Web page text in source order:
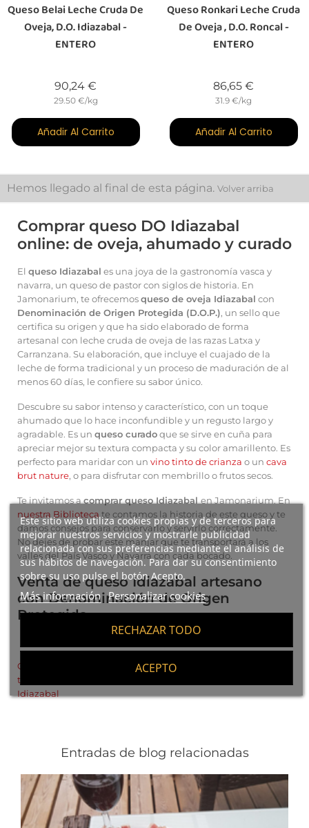
Este sitio web utiliza cookies propias y de terceros para
mejorar nuestros servicios y mostrarle publicidad
relacionada con sus preferencias mediante el análisis de
sus hábitos de navegación. Para dar su consentimiento
sobre su uso pulse el botón Acepto.
Más información Personalizar cookies
RECHAZAR TODO
ACEPTO
Queso Belai Leche Cruda De
Oveja, D.O. Idiazabal -
ENTERO
90,24 €
29.50 €/kg
Añadir Al Carrito
Queso Ronkari Leche Cruda
De Oveja , D.O. Roncal -
ENTERO
86,65 €
31.9 €/kg
Añadir Al Carrito
Hemos llegado al final de esta página. Volver arriba
Comprar queso DO Idiazabal
online: de oveja, ahumado y curado
El queso Idiazabal es una joya de la gastronomía vasca y
navarra, un queso de pastor con siglos de historia. En
Jamonarium, te ofrecemosqueso de oveja Idiazabal con
Denominación de Origen Protegida (D.O.P.), un sello que
certifica su origen y que ha sido elaborado de forma
artesanal con leche cruda de oveja de las razas Latxa y
Carranzana. Su elaboración, que incluye el cuajado de la
leche de forma tradicional y un proceso de maduración de al
menos 60 días, le confiere su sabor único.
Descubre su sabor intenso y característico, con un toque
ahumado que lo hace inconfundible y un regusto largo y
agradable. Es un queso curadoque se sirve en cuña para
apreciar mejor su textura compacta y su color amarillento. Es
perfecto para maridar con un vino tinto de crianza o un cava
brut nature, o para disfrutar con membrillo o frutos secos.
Te invitamos acomprar queso Idiazabalen Jamonarium. En
nuestra Biblioteca te contamos la historia de este queso y te
damos consejos para conservarlo y servirlo correctamente.
No dejes de probar este manjar que te transportará a los
valles del País Vasco y Navarra con cada bocado.
Venta de queso Idiazabal artesano
con Denominación de Origen
Protegida
Comprar queso Idiazabal -Comprar queso de oveja
todos los quesos
Idiazabal
Entradas de blog relacionadas